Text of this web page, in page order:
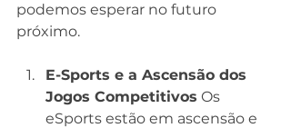
podemos esperar no futuro
próximo.
E-Sports e a Ascensão dos
Jogos Competitivos Os
eSports estão em ascensão e